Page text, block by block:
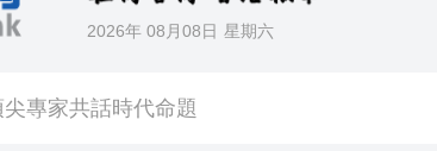
2026年 08月08日 星期六
吳良好：依法公正處理黎智英求情 罪證如山
尖專家共話時代命題